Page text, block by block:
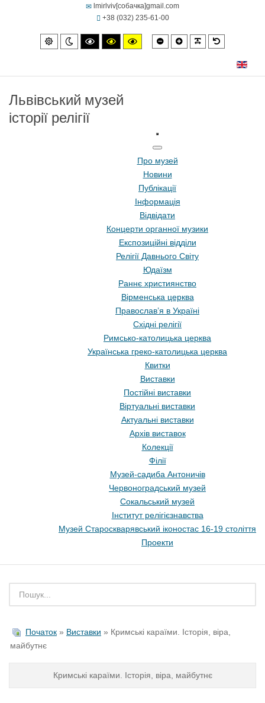
lmirlviv[собачка]gmail.com
+38 (032) 235-61-00
Default
mode
Night
mode
High
contrast
High
contrast
High
contrast
Smaller
font
Larger
font
Львівський музей
історії релігії
Про музей
Новини
Публікації
Інформація
Відвідати
Концерти органної музики
Експозиційні відділи
Релігії Давнього Світу
Юдаїзм
Раннє християнство
Вірменська церква
Православ’я в Україні
Східні релігії
Римсько-католицька церква
Українська греко-католицька церква
Квитки
Виставки
Постійні виставки
Віртуальні виставки
Актуальні виставки
Архів виставок
Колекції
Філії
Музей-садиба Антоничів
Червоноградський музей
Сокальський музей
Інститут релігієзнавства
Музей Староскварявський іконостас 16-19 cтоліття
Проекти
Початок » Виставки » Кримськi караїми. Iсторiя, вiра,
майбутнє
Кримськi караїми. Iсторiя, вiра, майбутнє